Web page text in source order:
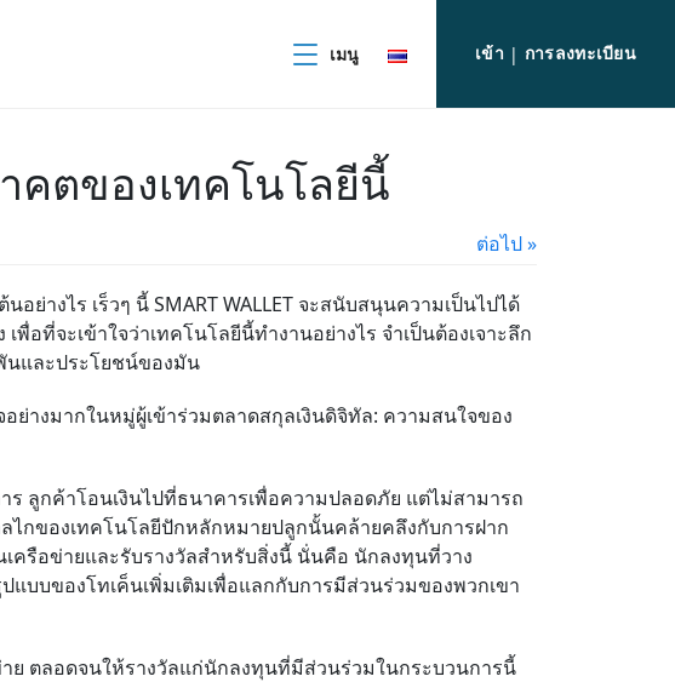
เมนู เข้า | การลงทะเบียน
ตของเทคโนโลยีนี้
ต่อไป »
นอย่างไร เร็วๆ นี้SMART WALLET จะสนับสนุนความเป็นไปได้
เพื่อที่จะเข้าใจว่าเทคโนโลยีนี้ทำงานอย่างไร จำเป็นต้องเจาะลึก
นและประโยชน์ของมัน
างมากในหมู่ผู้เข้าร่วมตลาดสกุลเงินดิจิทัล: ความสนใจของ
ร ลูกค้าโอนเงินไปที่ธนาคารเพื่อความปลอดภัย แต่ไม่สามารถ
ไกของเทคโนโลยีปักหลักหมายปลูกนั้นคล้ายคลึงกับการฝาก
ครือข่ายและรับรางวัลสำหรับสิ่งนี้ นั่นคือ นักลงทุนที่วาง
แบบของโทเค็นเพิ่มเติมเพื่อแลกกับการมีส่วนร่วมของพวกเขา
ตลอดจนให้รางวัลแก่นักลงทุนที่มีส่วนร่วมในกระบวนการนี้